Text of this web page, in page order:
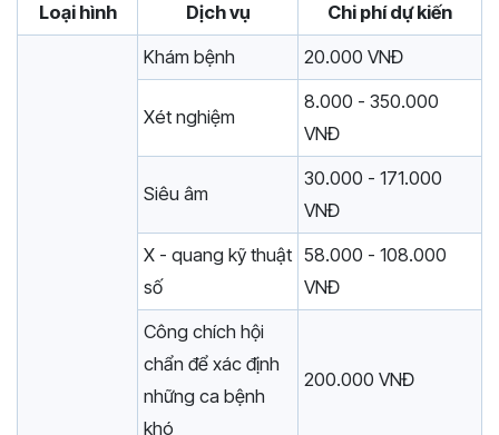
Loại hình Dịch vụ Chi phí dự kiến
Khám bệnh 20.000 VNĐ
Xét nghiệm
8.000 - 350.000
VNĐ
Siêu âm
30.000 - 171.000
VNĐ
X - quang kỹ thuật
số
58.000 - 108.000
VNĐ
Công chích hội
chẩn để xác định
những ca bệnh
khó
200.000 VNĐ